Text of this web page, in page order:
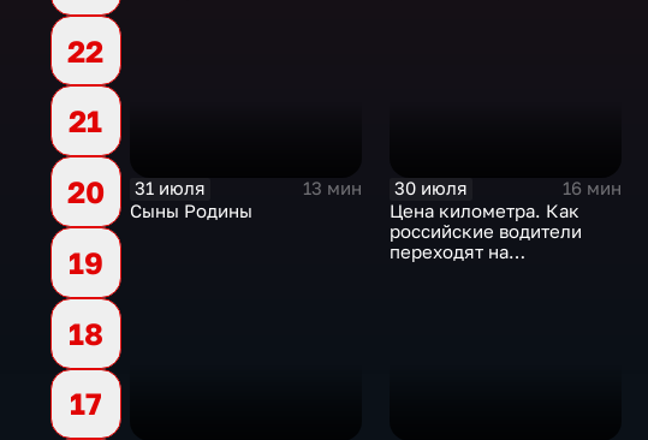
22
21
20
19
18
17
31 июля
13 мин
Сыны Родины
30 июля
16 мин
Цена километра. Как
российские водители
переходят на